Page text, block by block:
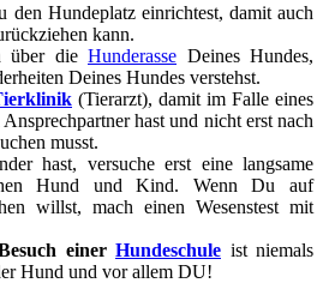
Hundeplatz einrichtest, damit auch
kann.
über die Hunderasse Deines Hundes,
Deines Hundes verstehst.
(Tierarzt), damit im Falle eines
hast und nicht erst nach
musst.
hast, versuche erst eine langsame
Hund und Kind. Wenn Du auf
willst, mach einen Wesenstest mit
einer Hundeschule ist niemals
Hund und vor allem DU!